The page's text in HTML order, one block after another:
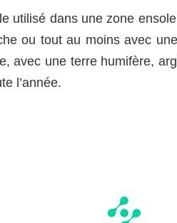
utilisé dans une zone
ou tout au moins avec
avec une terre humifère,
l’année.